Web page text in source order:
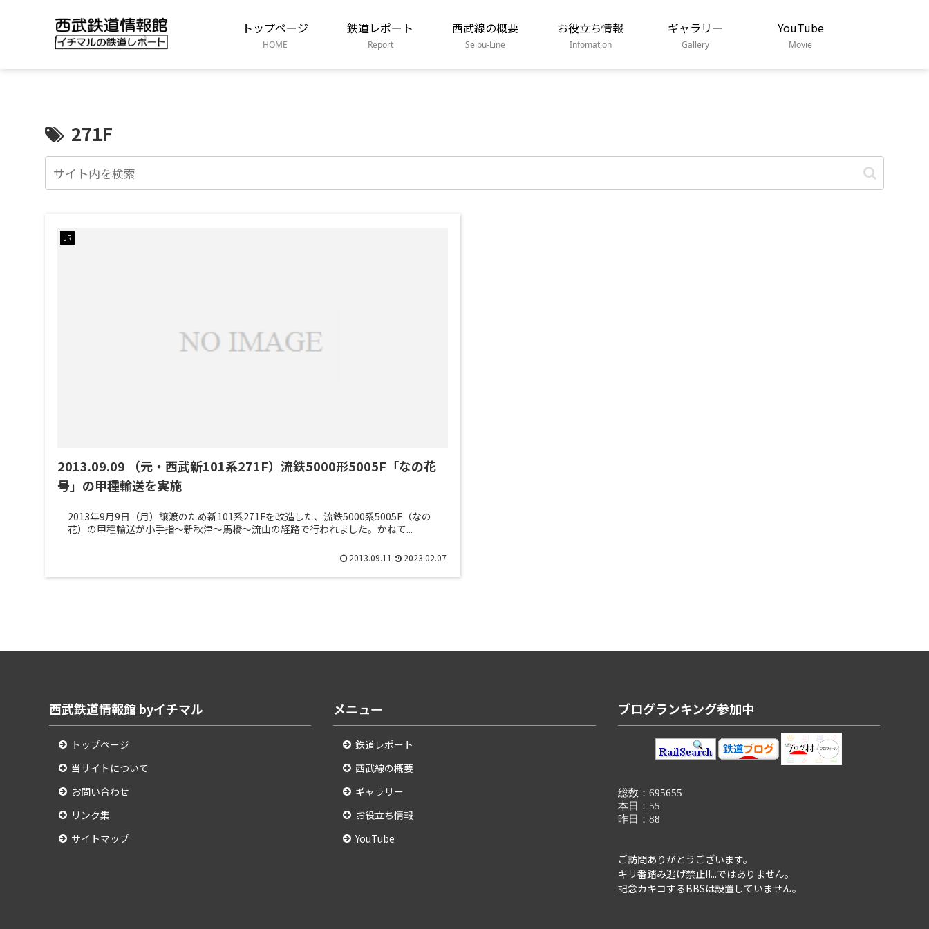
トップページ
HOME
鉄道レポート
Report
西武線の概要
Seibu-Line
お役立ち情報
Infomation
ギャラリー
Gallery
YouTube
Movie
271F
JR
2013.09.09 （元・西武新101系271F）流鉄5000形5005F「なの花
号」の甲種輸送を実施
2013年9月9日（月）譲渡のため新101系271Fを改造した、流鉄5000系5005F（なの
花）の甲種輸送が小手指～新秋津～馬橋～流山の経路で行われました。かねて...
2013.09.11 2023.02.07
西武鉄道情報館 byイチマル
トップページ
当サイトについて
お問い合わせ
リンク集
サイトマップ
メニュー
鉄道レポート
西武線の概要
ギャラリー
お役立ち情報
YouTube
ブログランキング参加中
ご訪問ありがとうございます。
キリ番踏み逃げ禁止!!...ではありません。
記念カキコするBBSは設置していません。